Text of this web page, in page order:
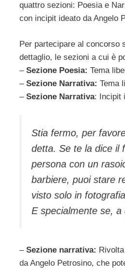
quattro sezioni: Poesia e
con incipit ideato da Angelo
Per partecipare al concorso
dettaglio, le sezioni a cui è
– Sezione Poesia: Tema
– Sezione Narrativa: Tema
– Sezione Narrativa: Incipit
Stia fermo, per
detta. Se te la dice il
persona con un
barbiere, puoi stare
visto solo in
E specialmente se, a
– Sezione narrativa:
da Angelo Petrosino, che